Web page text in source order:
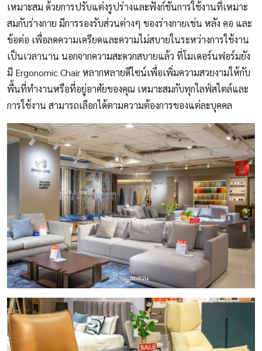
เหมาะสม ด้วยการปรับแต่งรูปร่างและฟังก์ชันการใช้งานที่เหมาะ
สมกับร่างกาย มีการรองรับส่วนต่างๆ ของร่างกายเช่น หลัง คอ และ
ข้อต่อ เพื่อลดความเครียดและความไม่สบายในระหว่างการใช้งาน
เป็นเวลานาน นอกจากความสะดวกสบายแล้ว ที่โมเดอร์นฟอร์มยัง
มี Ergonomic Chair หลากหลายดีไซน์เพื่อเพิ่มความสวยงามให้กับ
พื้นที่ทำงานหรือที่อยู่อาศัยของคุณ เหมาะสมกับทุกไลฟ์สไตล์และ
การใช้งาน สามารถเลือกได้ตามความต้องการของแต่ละบุคคล